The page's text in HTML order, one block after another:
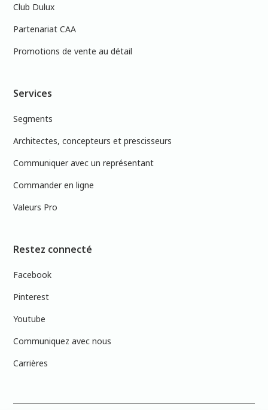
Club Dulux
Partenariat CAA
Promotions de vente au détail
Services
Segments
Architectes, concepteurs et prescisseurs
Communiquer avec un représentant
Commander en ligne
Valeurs Pro
Restez connecté
Facebook
Pinterest
Youtube
Communiquez avec nous
Carrières